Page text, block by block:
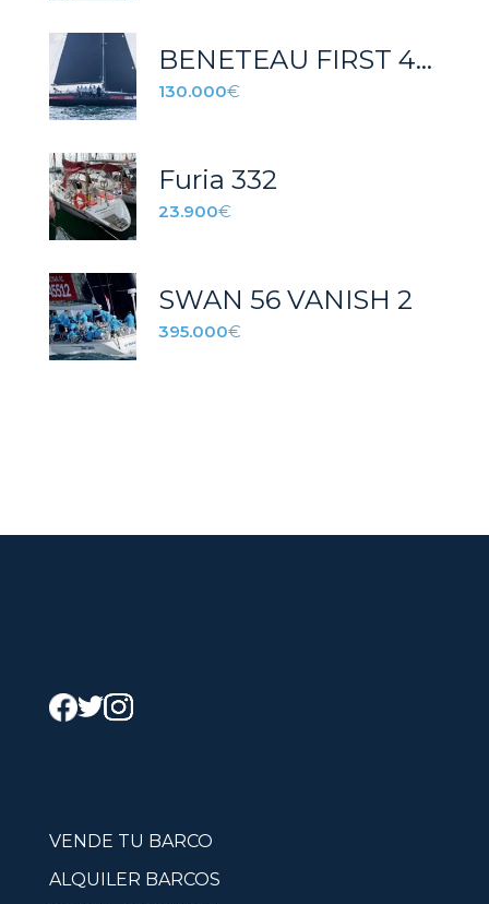
BENETEAU FIRST 44.7 RED DEVIL
130.000€
Furia 332
23.900€
SWAN 56 VANISH 2
395.000€
VENDE TU BARCO
ALQUILER BARCOS